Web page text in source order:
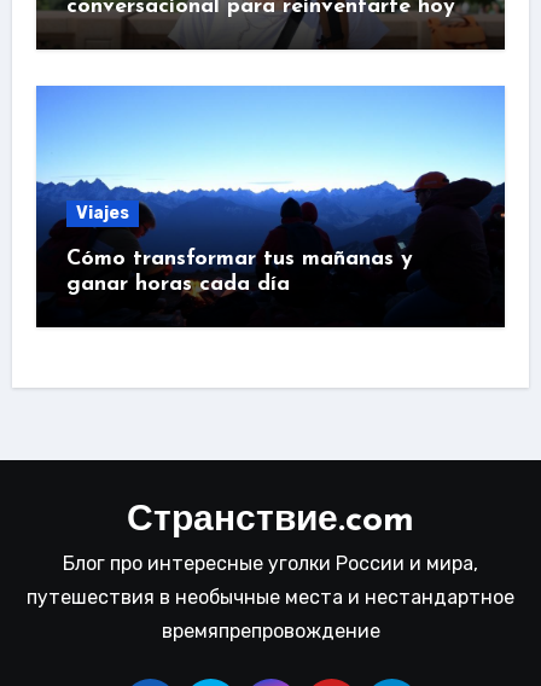
conversacional para reinventarte hoy
Viajes
Cómo transformar tus mañanas y
ganar horas cada día
Странствие.com
Блог про интересные уголки России и мира,
путешествия в необычные места и нестандартное
времяпрепровождение